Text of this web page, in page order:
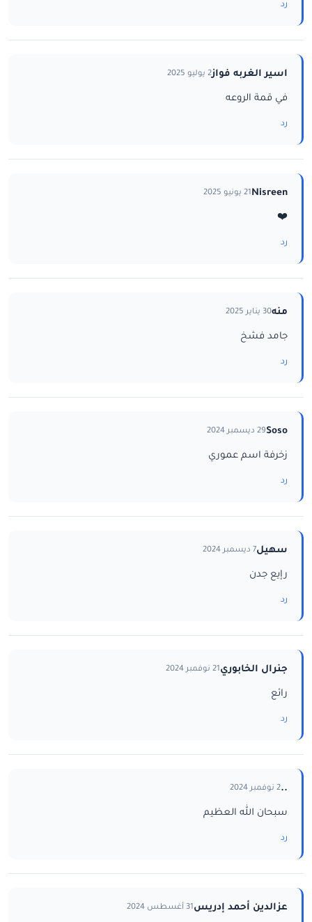
رد
اسير الغربه فواز2 يوليو 2025
في قمة الروعه
رد
Nisreen21 يونيو 2025
❤️
رد
منه30 يناير 2025
جامد فشخ
رد
Soso29 ديسمبر 2024
زخرفة اسم عموري
رد
سهيل7 ديسمبر 2024
رإيع جدن
رد
جنرال الخابوري21 نوفمبر 2024
رائع
رد
..2 نوفمبر 2024
سبحان الله العظيم
رد
عزالدين أحمد إدريس31 أغسطس 2024